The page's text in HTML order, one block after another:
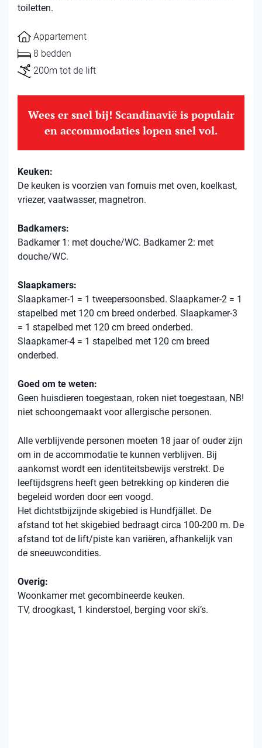
toiletten.
Appartement
8 bedden
200m tot de lift
Wees er snel bij! Scandinavië is populair
en accommodaties lopen snel vol.
Keuken:
De keuken is voorzien van fornuis met oven, koelkast,
vriezer, vaatwasser, magnetron.
Badkamers:
Badkamer 1: met douche/WC. Badkamer 2: met
douche/WC.
Slaapkamers:
Slaapkamer-1 = 1 tweepersoonsbed. Slaapkamer-2 = 1
stapelbed met 120 cm breed onderbed. Slaapkamer-3
= 1 stapelbed met 120 cm breed onderbed.
Slaapkamer-4 = 1 stapelbed met 120 cm breed
onderbed.
Goed om te weten:
Geen huisdieren toegestaan, roken niet toegestaan, NB!
niet schoongemaakt voor allergische personen.
Alle verblijvende personen moeten 18 jaar of ouder zijn
om in de accommodatie te kunnen verblijven. Bij
aankomst wordt een identiteitsbewijs verstrekt. De
leeftijdsgrens heeft geen betrekking op kinderen die
begeleid worden door een voogd.
Het dichtstbijzijnde skigebied is Hundfjället. De
afstand tot het skigebied bedraagt ​​circa 100-200 m. De
afstand tot de lift/piste kan variëren, afhankelijk van
de sneeuwcondities.
Overig:
Woonkamer met gecombineerde keuken.
TV, droogkast, 1 kinderstoel, berging voor ski’s.